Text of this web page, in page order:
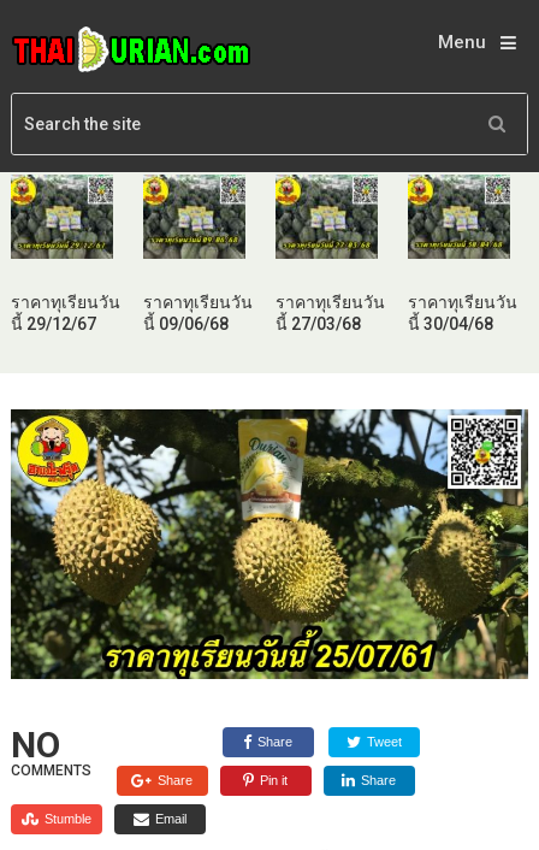
Menu
ราคาทุเรียนวัน
นี้ 29/12/67
ราคาทุเรียนวัน
นี้ 09/06/68
ราคาทุเรียนวัน
นี้ 27/03/68
ราคาทุเรียนวัน
นี้ 30/04/68
NO
COMMENTS
Share Tweet
Share Pin it Share
Stumble Email